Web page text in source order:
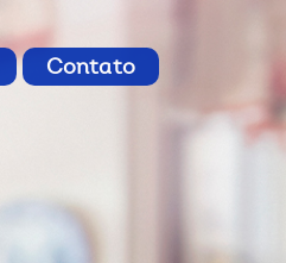
Contato